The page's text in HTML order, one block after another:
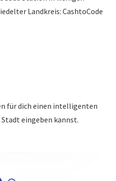
Landkreis: CashtoCode
für dich einen intelligenten
eingeben kannst.